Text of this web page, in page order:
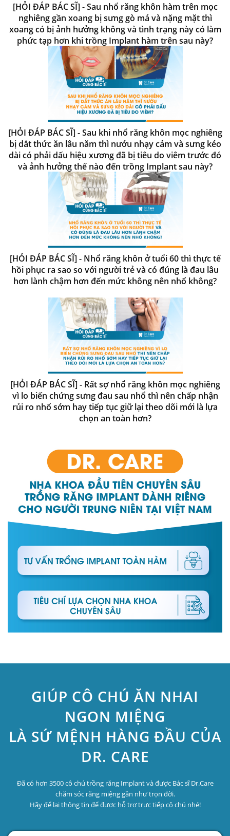
[HỎI ĐÁP BÁC SĨ] - Sau nhổ răng khôn hàm trên mọc
nghiêng gần xoang bị sưng gò má và nặng mặt thì
xoang có bị ảnh hưởng không và tình trạng này có làm
phức tạp hơn khi trồng Implant hàm trên sau này?
[HỎI ĐÁP BÁC SĨ] - Sau khi nhổ răng khôn mọc nghiêng
bị dắt thức ăn lâu năm thì nướu nhạy cảm và sưng kéo
dài có phải dấu hiệu xương đã bị tiêu do viêm trước đó
và ảnh hưởng thế nào đến trồng Implant sau này?
[HỎI ĐÁP BÁC SĨ] - Nhổ răng khôn ở tuổi 60 thì thực tế
hồi phục ra sao so với người trẻ và có đúng là đau lâu
hơn lành chậm hơn đến mức không nên nhổ không?
[HỎI ĐÁP BÁC SĨ] - Rất sợ nhổ răng khôn mọc nghiêng
vì lo biến chứng sưng đau sau nhổ thì nên chấp nhận
rủi ro nhổ sớm hay tiếp tục giữ lại theo dõi mới là lựa
chọn an toàn hơn?
GIÚP CÔ CHÚ ĂN NHAI
NGON MIỆNG
LÀ SỨ MỆNH HÀNG ĐẦU CỦA
DR. CARE
Đã có hơn 3500 cô chú trồng răng Implant và được Bác sĩ Dr.Care
chăm sóc răng miệng gần như trọn đời.
Hãy để lại thông tin để được hỗ trợ trực tiếp cô chú nhé!